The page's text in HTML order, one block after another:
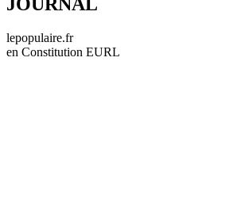
lepopulaire.fr
en Constitution EURL